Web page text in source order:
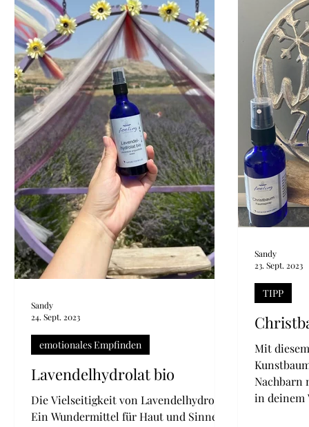
Lavendelhydrolat bio
Die Vielseitigkeit von Lavendelhydrolat:
Ein Wundermittel für Haut und Sinne
emotionales Empfinden
Sandy
24. Sept. 2023
Mit
Nachbarn
in deinem
TIPP
Sandy
23. Sept. 2023